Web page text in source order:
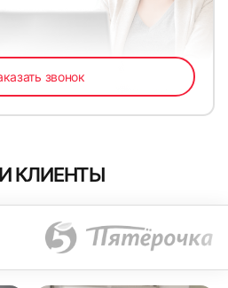
звонок
КЛИЕНТЫ